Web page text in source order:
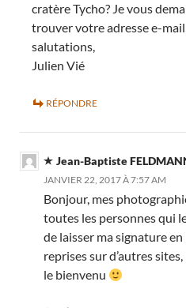
cratère Tycho? Je vous
trouver votre adresse e-
salutations,
Julien Vié
RÉPONDRE
Jean-Baptiste
JANVIER 22, 2017 À 7:57 AM
Bonjour, mes
toutes les personnes qui
de laisser ma signature
reprises sur d’autres
le bienvenu